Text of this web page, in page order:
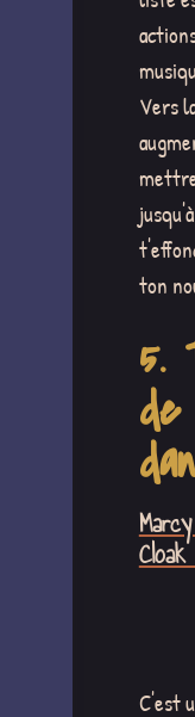
Vers
ton
5.
C'est